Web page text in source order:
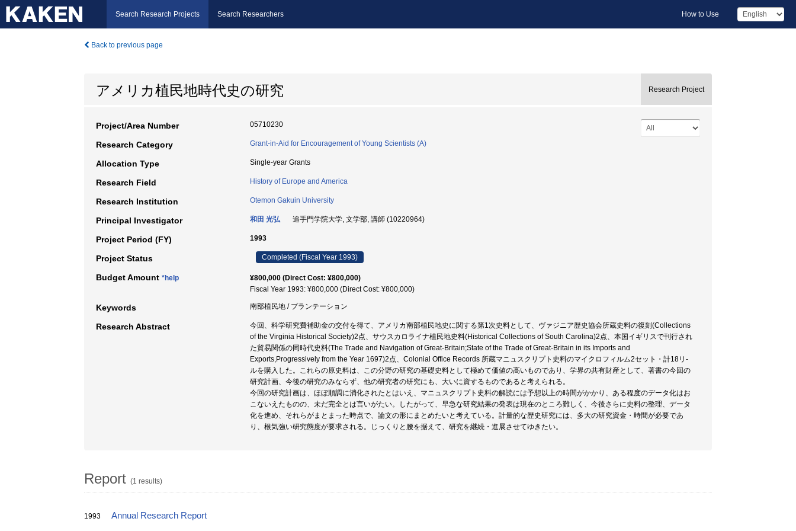
Search Research Projects Search Researchers How to Use
Back to previous page
アメリカ植民地時代史の研究 Research Project
Project/Area Number 05710230
Research Category Grant-in-Aid for Encouragement of Young Scientists (A)
Allocation Type Single-year Grants
Research Field History of Europe and America
Research Institution Otemon Gakuin University
Principal Investigator 和田 光弘 追手門学院大学, 文学部, 講師 (10220964)
Project Period (FY) 1993
Project Status Completed (Fiscal Year 1993)
Budget Amount *help
¥800,000 (Direct Cost: ¥800,000)
Fiscal Year 1993: ¥800,000 (Direct Cost: ¥800,000)
Keywords 南部植民地 / プランテーション
Research Abstract
今回、科学研究費補助金の交付を得て、アメリカ南部植民地史に関する第1次史料として、ヴァジニア歴史協会所蔵史料の復刻(Collections
of the Virginia Historical Society)2点、サウスカロライナ植民地史料(Historical Collections of South Carolina)2点、本国イギリスで刊行され
た貿易関係の同時代史料(The Trade and Navigation of Great-Britain;State of the Trade of Great-Britain in its Imports and
Exports,Progressively from the Year 1697)2点、Colonial Office Records 所蔵マニュスクリプト史料のマイクロフィルム2セット・計18リ-
ルを購入した。これらの原史料は、この分野の研究の基礎史料として極めて価値の高いものであり、学界の共有財産として、著書の今回の
研究計画、今後の研究のみならず、他の研究者の研究にも、大いに資するものであると考えられる。
今回の研究計画は、ほぼ順調に消化されたとはいえ、マニュスクリプト史料の解読には予想以上の時間がかかり、ある程度のデータ化はお
こないえたものの、未だ完全とは言いがたい。したがって、早急な研究結果の発表は現在のところ難しく、今後さらに史料の整理、データ
化を進め、それらがまとまった時点で、論文の形にまとめたいと考えている。計量的な歴史研究には、多大の研究資金・時間が必要であ
り、根気強い研究態度が要求される。じっくりと腰を据えて、研究を継続・進展させてゆきたい。
Report (1 results)
1993 Annual Research Report